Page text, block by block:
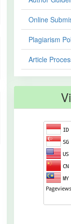
Online
Plagiarism
Article